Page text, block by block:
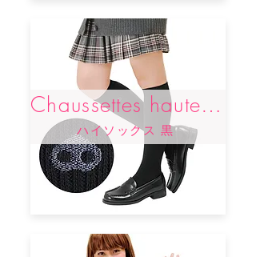
Chaussettes hautes noires
ハイソックス 黒